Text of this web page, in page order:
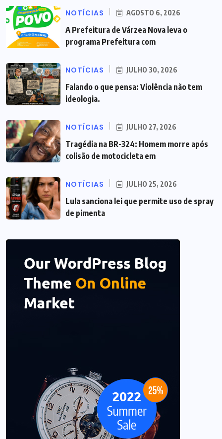
NOTÍCIAS AGOSTO 6, 2026
A Prefeitura de Várzea Nova leva o
programa Prefeitura com
NOTÍCIAS JULHO 30, 2026
Falando o que pensa: Violência não tem
ideologia.
NOTÍCIAS JULHO 27, 2026
Tragédia na BR-324: Homem morre após
colisão de motocicleta em
NOTÍCIAS JULHO 25, 2026
Lula sanciona lei que permite uso de spray
de pimenta